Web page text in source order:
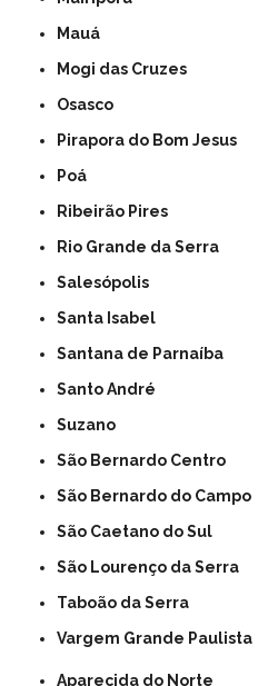
Mauá
Mogi das Cruzes
Osasco
Pirapora do Bom Jesus
Poá
Ribeirão Pires
Rio Grande da Serra
Salesópolis
Santa Isabel
Santana de Parnaíba
Santo André
Suzano
São Bernardo Centro
São Bernardo do Campo
São Caetano do Sul
São Lourenço da Serra
Taboão da Serra
Vargem Grande Paulista
Aparecida do Norte